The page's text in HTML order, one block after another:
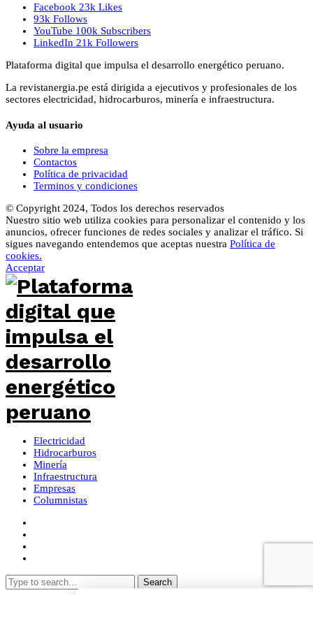
Facebook 23k Likes
93k Follows
YouTube 100k Subscribers
LinkedIn 21k Followers
Plataforma digital que impulsa el desarrollo energético peruano.
La revistanergia.pe está dirigida a ejecutivos y profesionales de los
sectores electricidad, hidrocarburos, minería e infraestructura.
Ayuda al usuario
Sobre la empresa
Contactos
Política de privacidad
Terminos y condiciones
© Copyright 2024, Todos los derechos reservados
Nuestro sitio web utiliza cookies para personalizar el contenido y los
anuncios, ofrecer funciones de redes sociales y analizar el tráfico. Si
sigues navegando entendemos que aceptas nuestra Política de
cookies.
Acceptar
Electricidad
Hidrocarburos
Minería
Infraestructura
Empresas
Columnistas
Search